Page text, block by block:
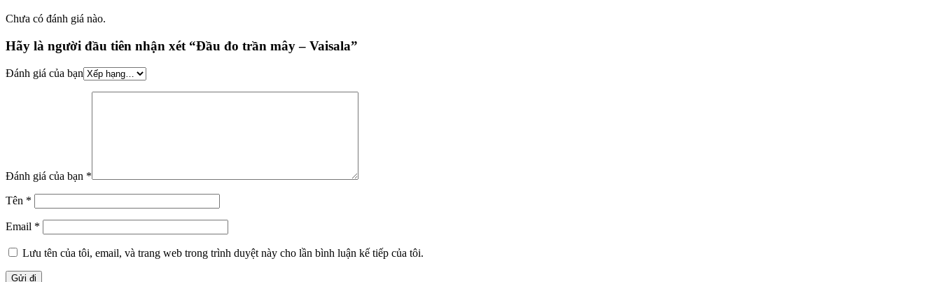
Chưa có đánh giá nào.
Hãy là người đầu tiên nhận xét “Đầu đo trần mây – Vaisala”
Đánh giá của bạn
Đánh giá của bạn *
Tên *
Email *
Lưu tên của tôi, email, và trang web trong trình duyệt này cho lần bình luận kế tiếp của tôi.